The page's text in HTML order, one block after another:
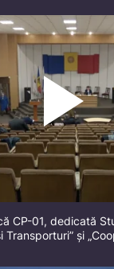
CP-01, dedicată
Transporturi” și